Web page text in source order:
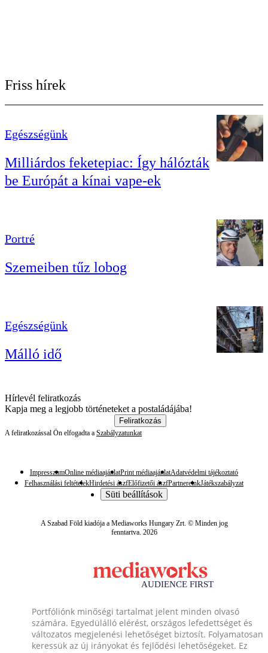
Friss hírek
Egészségünk
Milliárdos feketepiac: Így hálózták
be Európát a kínai vape-ek
Portré
Szemeiben tűz lobog
Egészségünk
Málló idő
Hírlevél feliratkozás
Kapja meg a legjobb történeteket a postaládájába!
Feliratkozás
A feliratkozással Ön elfogadta a Szabályzatunkat
ImpresszumOnline médiaajánlatPrint médiaajánlatAdatvédelmi tájékoztató
Felhasználási feltételekHirdetési ászfElőfizetői ászfPartnereinkJátékszabályzat
Süti beállítások
A Szabad Föld kiadója a Mediaworks Hungary Zrt. © Minden jog
fenntartva. 2026
Portfóliónk minőségi tartalmat jelent minden olvasó
számára. Egyedülálló elérést, országos lefedettséget és
változatos megjelenési lehetőséget biztosít. Folyamatosan
keressük az új irányokat és fejlődési lehetőségeket. Ez